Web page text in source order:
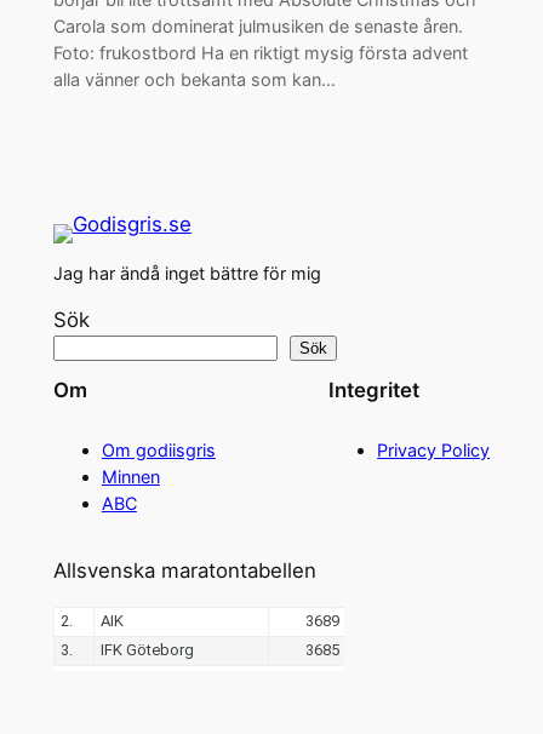
Carola som dominerat julmusiken de senaste åren.
Foto: frukostbord Ha en riktigt mysig första advent
alla vänner och bekanta som kan…
Jag har ändå inget bättre för mig
Sök
Sök
Om
Om godiisgris
Minnen
ABC
Integritet
Privacy Policy
Allsvenska maratontabellen